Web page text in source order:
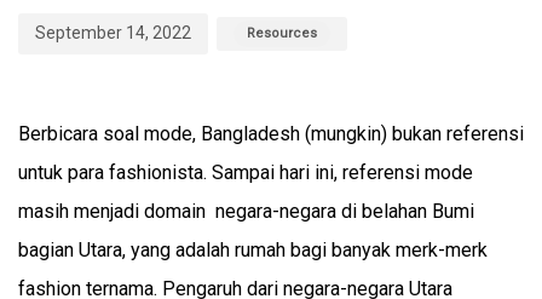
September 14, 2022 Resources
Berbicara soal mode, Bangladesh (mungkin) bukan referensi
untuk para fashionista. Sampai hari ini, referensi mode
masih menjadi domain negara-negara di belahan Bumi
bagian Utara, yang adalah rumah bagi banyak merk-merk
fashion ternama. Pengaruh dari negara-negara Utara